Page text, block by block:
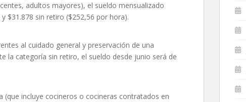
adultos mayores), el sueldo mensualizado
$31.878 sin retiro ($252,56 por hora).
al cuidado general y preservación de una
la categoría sin retiro, el sueldo desde junio será de
(que incluye cocineros o cocineras contratados en